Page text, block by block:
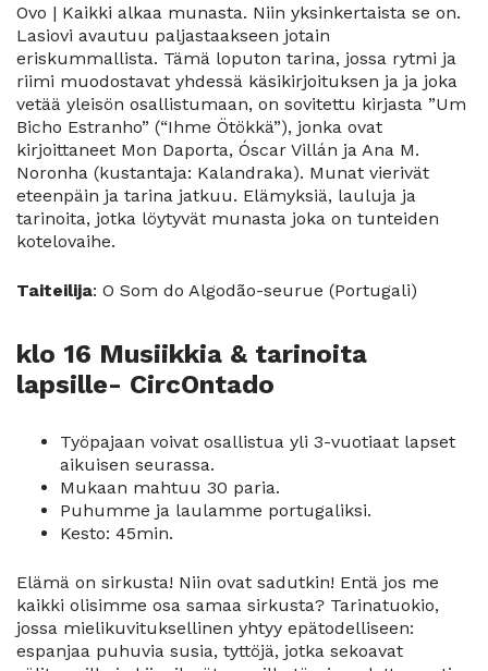
Ovo | Kaikki alkaa munasta. Niin yksinkertaista se on.
Lasiovi avautuu paljastaakseen jotain
eriskummallista. Tämä loputon tarina, jossa rytmi ja
riimi muodostavat yhdessä käsikirjoituksen ja ja joka
vetää yleisön osallistumaan, on sovitettu kirjasta ”Um
Bicho Estranho” (“Ihme Ötökkä”), jonka ovat
kirjoittaneet Mon Daporta, Óscar Villán ja Ana M.
Noronha (kustantaja: Kalandraka). Munat vierivät
eteenpäin ja tarina jatkuu. Elämyksiä, lauluja ja
tarinoita, jotka löytyvät munasta joka on tunteiden
kotelovaihe.
Taiteilija: O Som do Algodão-seurue (Portugali)
klo 16 Musiikkia & tarinoita
lapsille- CircOntado
Työpajaan voivat osallistua yli 3-vuotiaat lapset
aikuisen seurassa.
Mukaan mahtuu 30 paria.
Puhumme ja laulamme portugaliksi.
Kesto: 45min.
Elämä on sirkusta! Niin ovat sadutkin! Entä jos me
kaikki olisimme osa samaa sirkusta? Tarinatuokio,
jossa mielikuvituksellinen yhtyy epätodelliseen:
espanjaa puhuvia susia, tyttöjä, jotka sekoavat